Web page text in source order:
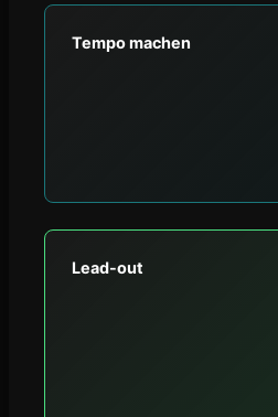
Tempo machen
Lead-out